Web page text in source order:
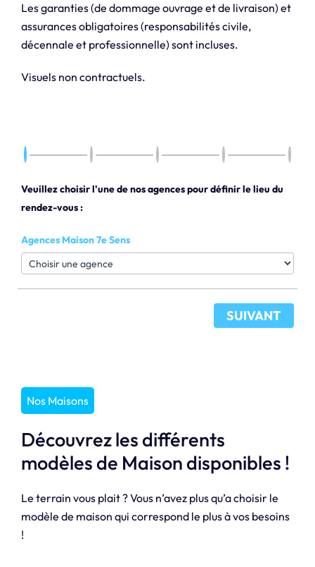
Les garanties (de dommage ouvrage et de livraison) et
assurances obligatoires (responsabilités civile,
décennale et professionnelle) sont incluses.
Visuels non contractuels.
Veuillez choisir l'une de nos agences pour définir le lieu du
rendez-vous :
Agences Maison 7e Sens
SUIVANT
Nos Maisons
Découvrez les différents
modèles de Maison disponibles !
Le terrain vous plait ? Vous n’avez plus qu’a choisir le
modèle de maison qui correspond le plus à vos besoins
!